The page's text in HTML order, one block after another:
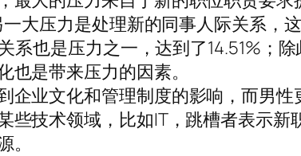
大压力是处理新的同事人际关系，
系也是压力之一，达到了14.51%；
是带来压力的因素。
企业文化和管理制度的影响，而男性
些技术领域，比如IT，跳槽者表示新